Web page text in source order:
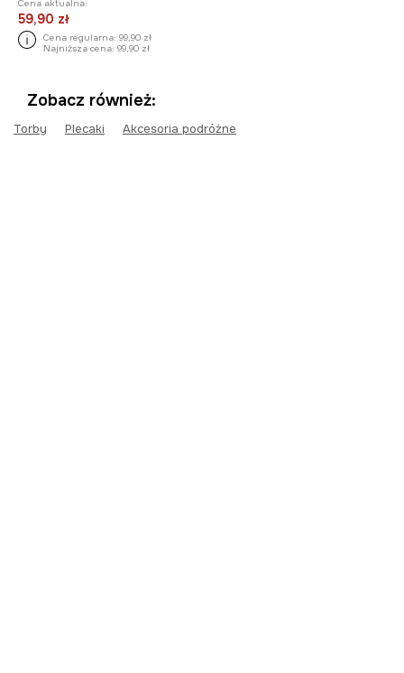
Cena aktualna:
59,90 zł
Cena regularna: 99,90 zł
Najniższa cena: 99,90 zł
Zobacz również:
Torby Plecaki Akcesoria podróżne